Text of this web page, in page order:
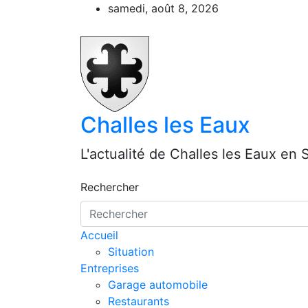
samedi, août 8, 2026
Challes les Eaux
L'actualité de Challes les Eaux en
Rechercher
Accueil
Situation
Entreprises
Garage automobile
Restaurants